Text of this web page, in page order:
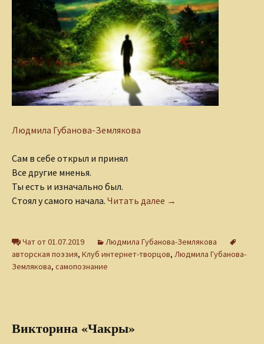
Людмила Губанова-Землякова
Сам в себе открыл и принял
Все другие мненья.
Ты есть и изначально был.
Стоял у самого начала. Читать далее Открытие
→
Чат от 01.07.2019
Людмила Губанова-Землякова
авторская поэзия, Клуб интернет-творцов, Людмила Губанова-
Землякова, самопознание
Викторина «Чакры»